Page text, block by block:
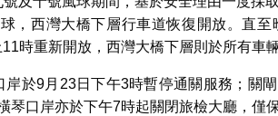
，西灣大橋下層行車道恢復開放。直
時重新開放，西灣大橋下層則於所有車
於9月23日下午3時暫停通關服務；關
琴口岸亦於下午7時起關閉旅檢大廳，僅